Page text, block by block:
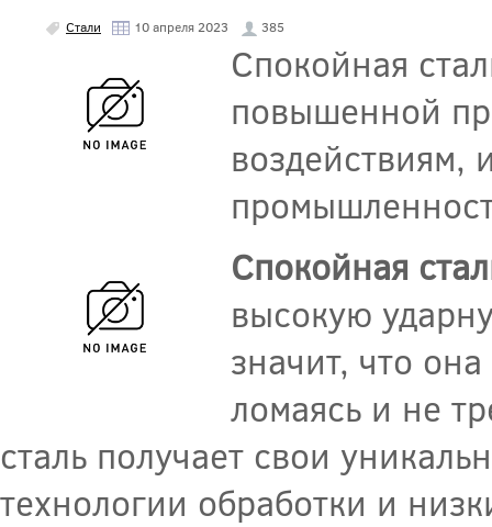
Стали 10 апреля 2023 385
Спокойная
повышенной
воздействиям,
Спокойная
высокую
значит, что
ломаясь и не
сталь получает свои
технологии обработки и